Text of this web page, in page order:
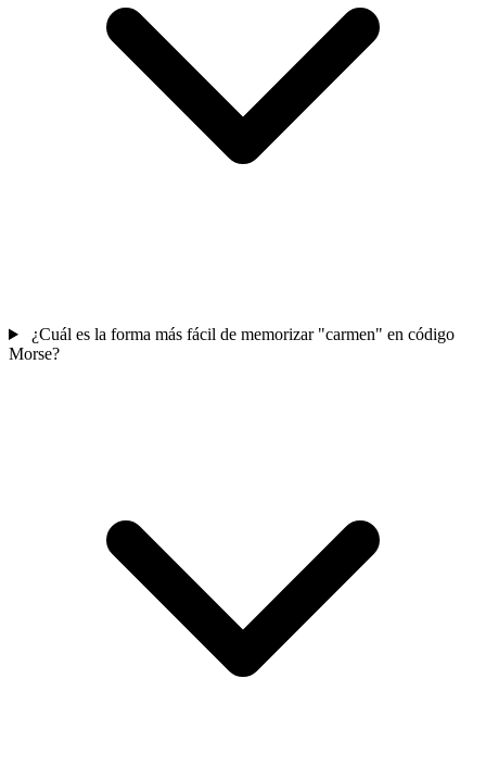
¿Cuál es la forma más fácil de memorizar "carmen" en código
Morse?